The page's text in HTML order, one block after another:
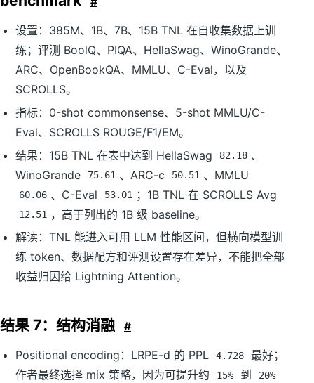
设置：385M、1B、7B、15B TNL 在自收集数据上训
练；评测 BoolQ、PIQA、HellaSwag、WinoGrande、
ARC、OpenBookQA、MMLU、C-Eval，以及
SCROLLS。
指标：0-shot commonsense、5-shot MMLU/C-
Eval、SCROLLS ROUGE/F1/EM。
结果：15B TNL 在表中达到 HellaSwag
82.18 、
WinoGrande
75.61 、ARC-c 50.51 、MMLU
60.06 、C-Eval 53.01 ；1B TNL 在 SCROLLS Avg
12.51 ，高于列出的 1B 级 baseline。
解读：TNL 能进入可用 LLM 性能区间，但横向模型训
练 token、数据配方和评测设置存在差异，不能把全部
收益归因给 Lightning Attention。
结果 7：结构消融 #
Positional encoding：LRPE-d 的 PPL 4.728
最好；
作者最终选择 mix 策略，因为可提升约
15% 到 20%